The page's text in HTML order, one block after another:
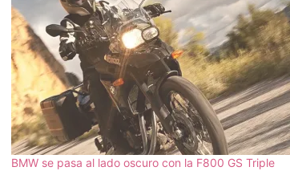
BMW se pasa al lado oscuro con la F800 GS Triple